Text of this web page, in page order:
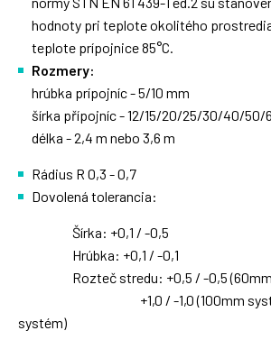
hodnoty pri teplote okolitého
teplote prípojnice 85°C.
Rozmery:
hrúbka prípojníc - 5/10 mm
šírka přípojníc - 12/15/20/25/30/40/50/
délka - 2,4 m nebo 3,6 m
Rádius R 0,3 - 0,7
Dovolená tolerancia:
Šírka: +0,1 / -0,5
Hrúbka: +0,1 / -0,1
Rozteč stredu: +0,5 / -0,5 (60mm
+1,0 / -1,0 (100mm
systém)